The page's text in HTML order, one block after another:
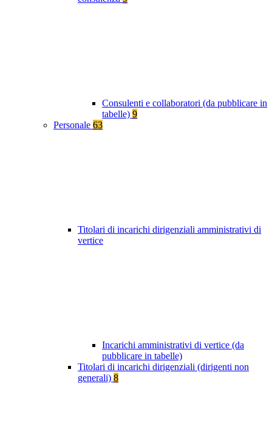
Consulenti e collaboratori (da pubblicare in
tabelle) 9
Personale 63
Titolari di incarichi dirigenziali amministrativi di
vertice
Incarichi amministrativi di vertice (da
pubblicare in tabelle)
Titolari di incarichi dirigenziali (dirigenti non
generali) 8